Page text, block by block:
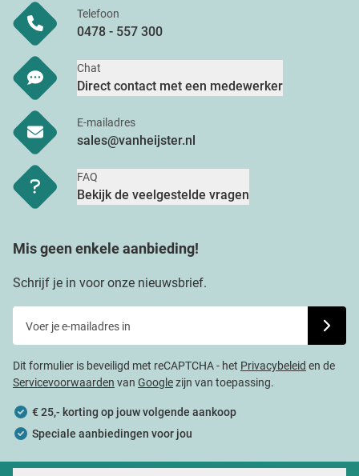
Telefoon
0478 - 557 300
Chat
Direct contact met een medewerker
E-mailadres
sales@vanheijster.nl
FAQ
Bekijk de veelgestelde vragen
Mis geen enkele aanbieding!
Schrijf je in voor onze nieuwsbrief.
Dit formulier is beveiligd met reCAPTCHA - het Privacybeleid en de
Servicevoorwaarden van Googlezijn van toepassing.
€ 25,- korting op jouw volgende aankoop
Speciale aanbiedingen voor jou